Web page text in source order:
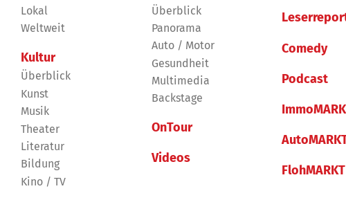
Lokal
Weltweit
Kultur
Überblick
Kunst
Musik
Theater
Literatur
Bildung
Kino / TV
Überblick
Panorama
Auto / Motor
Gesundheit
Multimedia
Backstage
OnTour
Videos
Comedy
Podcast
FlohMARKT